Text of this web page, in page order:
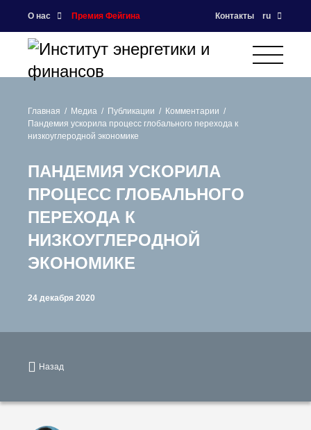
О нас Премия Фейгина Контакты ru
Главная Медиа Публикации
Комментарии
Пандемия ускорила процесс глобального перехода к
низкоуглеродной экономике
ПАНДЕМИЯ УСКОРИЛА
ПРОЦЕСС ГЛОБАЛЬНОГО
ПЕРЕХОДА К
НИЗКОУГЛЕРОДНОЙ
ЭКОНОМИКЕ
24 декабря 2020
Назад